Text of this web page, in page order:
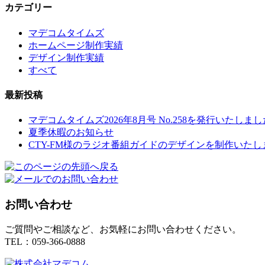
カテゴリー
マデコムタイムズ
ホームページ制作実績
デザイン制作実績
すべて
最新投稿
マデコムタイムズ2026年8月号 No.258を発行いたしまし
夏季休暇のお知らせ
CTY-FM様のラジオ番組ガイドのデザインを制作いたし
お問い合わせ
ご質問やご相談など、お気軽にお問い合わせください。
TEL：059-366-0888